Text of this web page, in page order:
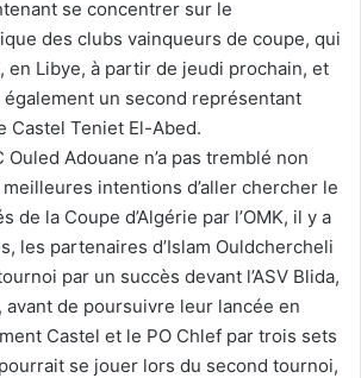
se concentrer sur le
des clubs vainqueurs de coupe, qui
en Libye, à partir de jeudi prochain, et
un second représentant
Castel Teniet El-Abed.
Ouled Adouane n’a pas tremblé non
intentions d’aller chercher le
de la Coupe d’Algérie par l’OMK, il y a
les partenaires d’Islam Ouldchercheli
par un succès devant l’ASV Blida,
avant de poursuivre leur lancée en
Castel et le PO Chlef par trois sets
se jouer lors du second tournoi,